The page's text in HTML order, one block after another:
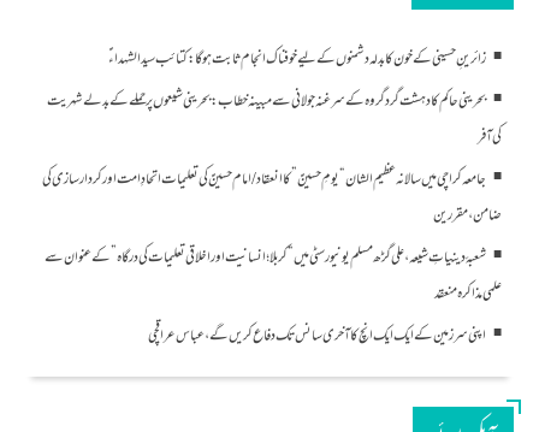
زائرینِ حسینی کے خون کا بدلہ دشمنوں کے لیے خوفناک انجام ثابت ہوگا: کتائب سید الشہداءؑ
بحرینی حاکم کا دہشت گرد گروہ کے سرغنہ جولانی سے مبینہ خطاب: بحرینی شیعوں پر حملے کے بدلے شہریت
کی آفر
جامعہ کراچی میں سالانہ عظیم الشان “یومِ حسینؑ” کا انعقاد/امام حسینؑ کی تعلیمات اتحادِ امت اور کردار سازی کی
ضامن، مقررین
شعبۂ دینیاتِ شیعہ، علی گڑھ مسلم یونیورسٹی میں “کربلا؛ انسانیت اور اخلاقی تعلیمات کی درگاہ” کے عنوان سے
علمی مذاکرہ منعقد
اپنی سرزمین کے ایک ایک انچ کا آخری سانس تک دفاع کریں گے، عباس عراقچی